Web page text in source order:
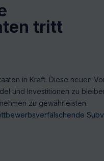
tritt
in Kraft. Diese neuen
und Investitionen zu
zu gewährleisten.